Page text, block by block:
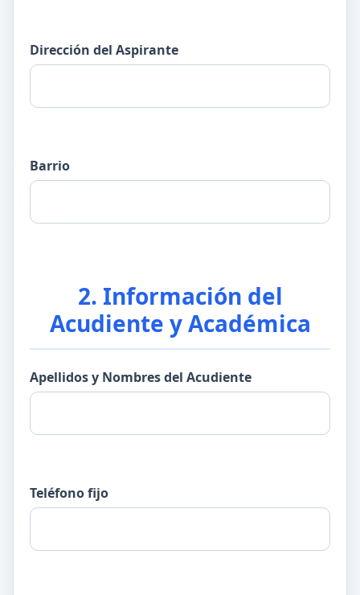
Dirección del Aspirante
Barrio
2. Información del
Acudiente y Académica
Apellidos y Nombres del Acudiente
Teléfono fijo